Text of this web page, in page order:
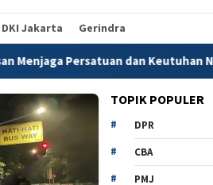
DKI Jakarta Gerindra
Persatuan dan Keutuhan Negara
TOPIK POPULER
DPR
CBA
PMJ